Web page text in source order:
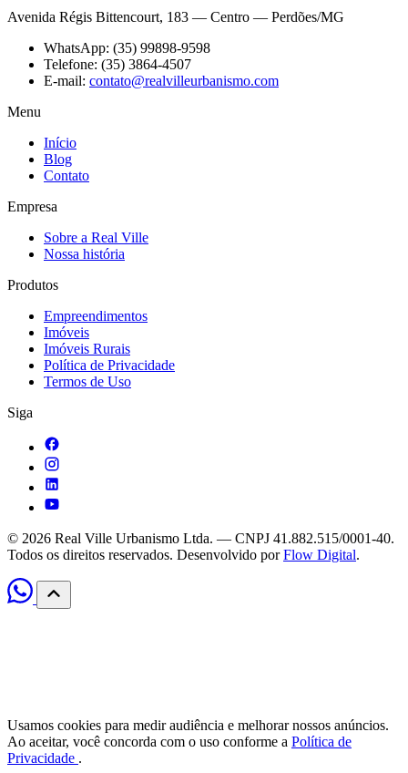
Avenida Régis Bittencourt, 183 — Centro — Perdões/MG
WhatsApp: (35) 99898-9598
Telefone: (35) 3864-4507
E-mail: contato@realvilleurbanismo.com
Menu
Início
Blog
Contato
Empresa
Sobre a Real Ville
Nossa história
Produtos
Empreendimentos
Imóveis
Imóveis Rurais
Política de Privacidade
Termos de Uso
Siga
© 2026 Real Ville Urbanismo Ltda. — CNPJ 41.882.515/0001-40.
Todos os direitos reservados. Desenvolvido porFlow Digital.
Usamos cookies para medir audiência e melhorar nossos anúncios.
Ao aceitar, você concorda com o uso conforme a Política de
Privacidade .